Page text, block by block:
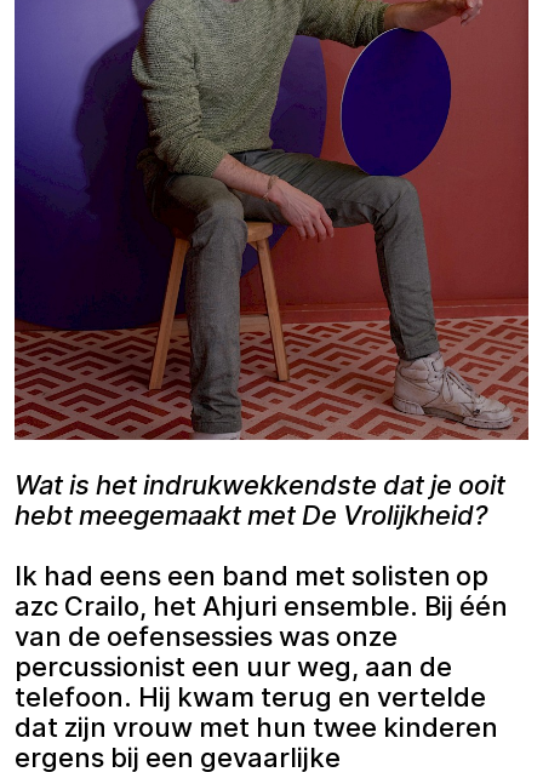
Wat is het indrukwekkendste dat je ooit
hebt meegemaakt met De Vrolijkheid?
Ik had eens een band met solisten op
azc Crailo, het Ahjuri ensemble. Bij één
van de oefensessies was onze
percussionist een uur weg, aan de
telefoon. Hij kwam terug en vertelde
dat zijn vrouw met hun twee kinderen
ergens bij een gevaarlijke